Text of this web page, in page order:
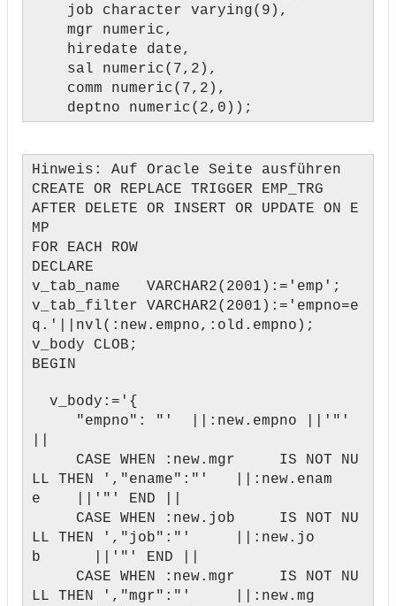
job character varying(9),
mgr numeric,
hiredate date,
sal numeric(7,2),
comm numeric(7,2),
deptno numeric(2,0));
Hinweis: Auf Oracle Seite ausführen
CREATE OR REPLACE TRIGGER EMP_TRG
AFTER DELETE OR INSERT OR UPDATE ON E
MP
FOR EACH ROW
DECLARE
v_tab_name VARCHAR2(2001):='emp';
v_tab_filter VARCHAR2(2001):='empno=e
q.'||nvl(:new.empno,:old.empno);
v_body CLOB;
BEGIN
v_body:='{
"empno": "' ||:new.empno ||'"'
CASE WHEN :new.mgr IS NOT NU
LL THEN ',"ename":"' ||:new.enam
e ||'"' END ||
CASE WHEN :new.job IS NOT NU
LL THEN ',"job":"' ||:new.jo
b ||'"' END ||
CASE WHEN :new.mgr IS NOT NU
LL THEN ',"mgr":"' ||:new.mg